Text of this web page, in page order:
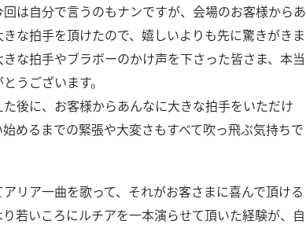
は自分で言うのもナンですが、会場のお客様からあ
な拍手を頂けたので、嬉しいよりも先に驚きがきま
な拍手やブラボーのかけ声を下さった皆さま、本当
うございます。
後に、お客様からあんなに大きな拍手をいただけ
めるまでの緊張や大変さもすべて吹っ飛ぶ気持ちで
リア一曲を歌って、それがお客さまに喜んで頂ける
若いころにルチアを一本演らせて頂いた経験が、自